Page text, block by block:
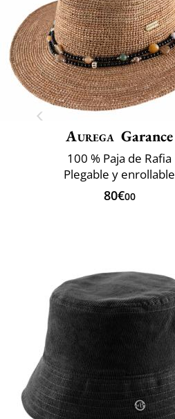
Aurega Garance
100 % Paja de Rafia
Plegable y enrollable
80€00